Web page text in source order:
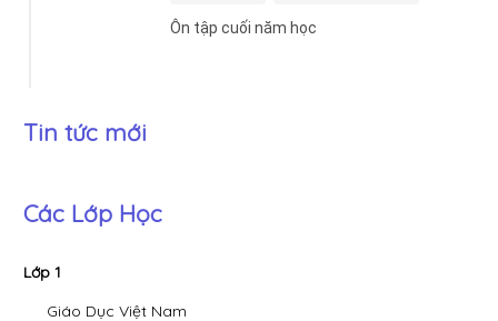
Ôn tập cuối năm học
Tin tức mới
Các Lớp Học
Lớp 1
Giáo Dục Việt Nam